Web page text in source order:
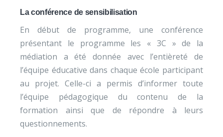
La conférence de sensibilisation
En début de programme, une conférence
présentant le programme les « 3C » de la
médiation a été donnée avec l’entièreté de
l’équipe éducative dans chaque école participant
au projet. Celle-ci a permis d’informer toute
l’équipe pédagogique du contenu de la
formation ainsi que de répondre à leurs
questionnements.